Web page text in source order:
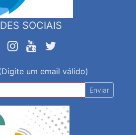
SOCIAIS
um email válido)
Enviar